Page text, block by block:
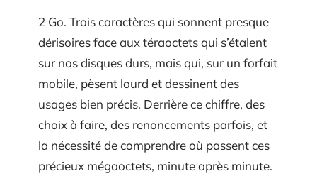
2 Go. Trois caractères qui sonnent presque
dérisoires face aux téraoctets qui s’étalent
sur nos disques durs, mais qui, sur un forfait
mobile, pèsent lourd et dessinent des
usages bien précis. Derrière ce chiffre, des
choix à faire, des renoncements parfois, et
la nécessité de comprendre où passent ces
précieux mégaoctets, minute après minute.